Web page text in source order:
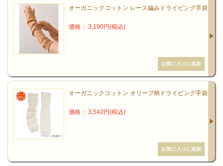
オーガニックコットン レース編みドライビング手袋
価格： 3,190円(税込)
オーガニックコットン オリーブ柄ドライビング手袋
価格： 3,542円(税込)